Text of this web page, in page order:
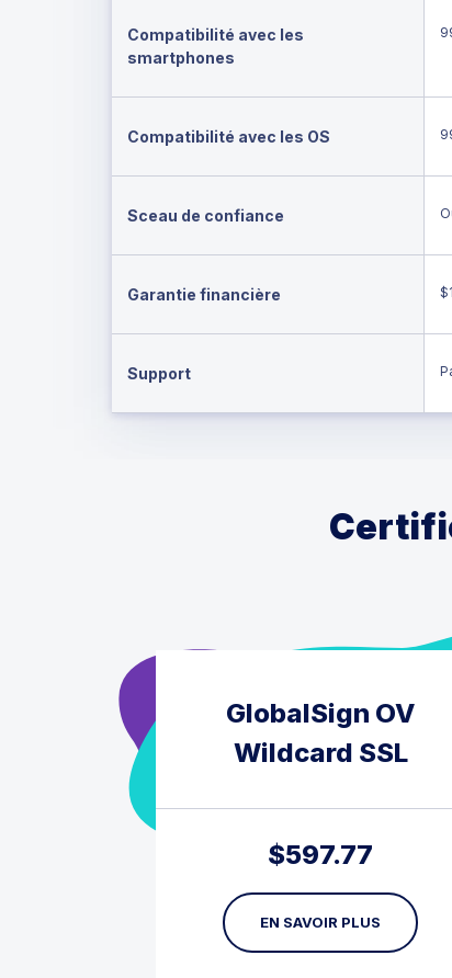
Compatibilité avec les
smartphones
Compatibilité avec les OS
Sceau de confiance
Garantie financière
Support
GlobalSign OV
Wildcard SSL
$597.77
EN SAVOIR PLUS